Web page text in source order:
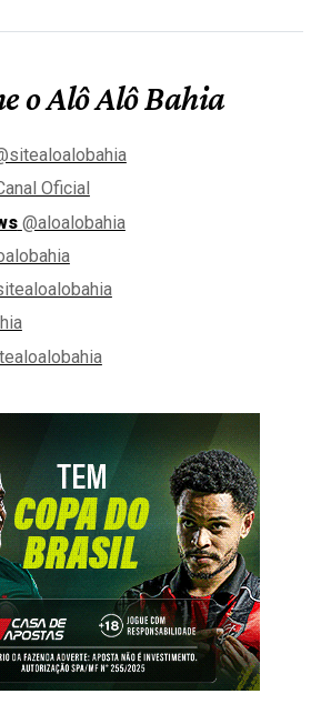
o Alô Alô Bahia
Oficial
@aloalobahia